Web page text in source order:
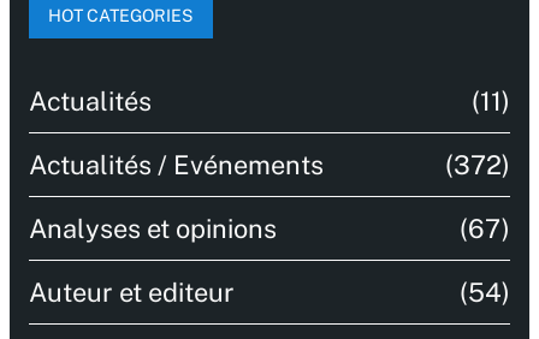
HOT CATEGORIES
Actualités (11)
Actualités / Evénements (372)
Analyses et opinions (67)
Auteur et editeur (54)